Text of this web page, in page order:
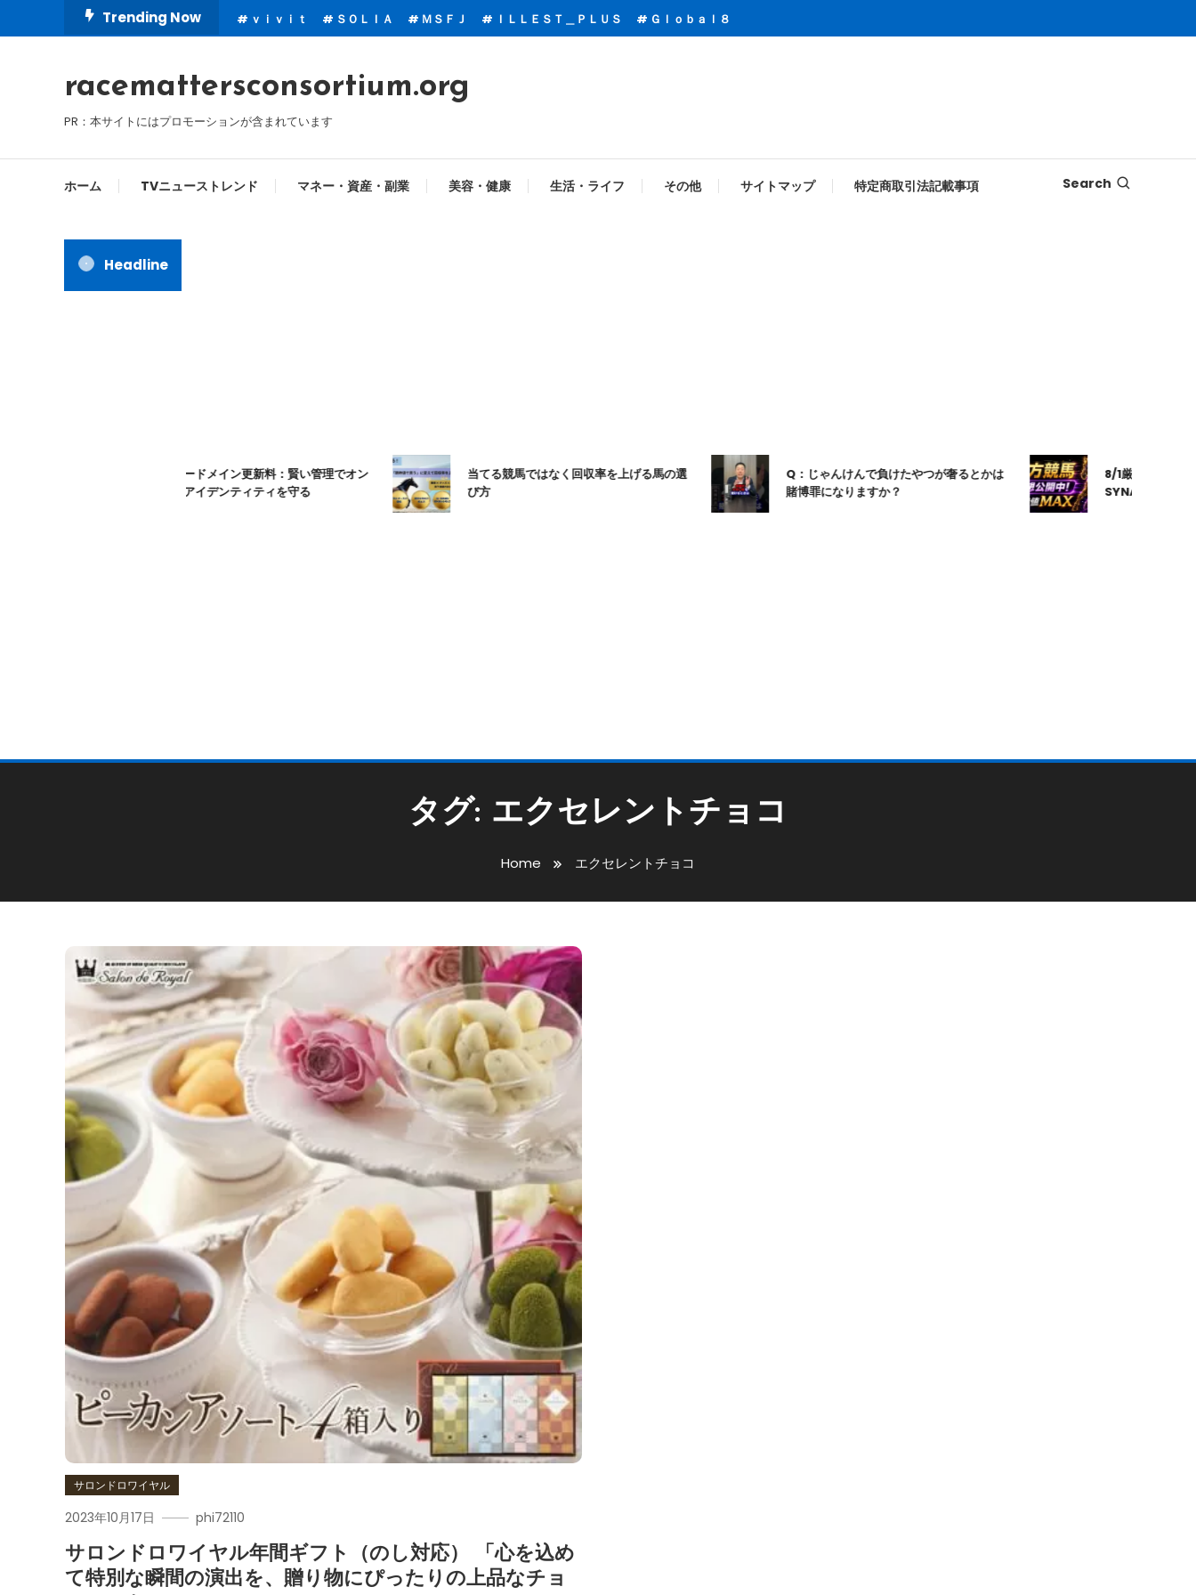
To
Trending Now ｖｉｖｉｔ ＳＯＬＩＡ ＭＳＦＪ ＩＬＬＥＳＴ＿ＰＬＵＳ Ｇｌｏｂａｌ８
racemattersconsortium.org
PR：本サイトにはプロモーションが含まれています
ホーム TVニューストレンド マネー・資産・副業 美容・健康 生活・ライフ その他 サイトマップ 特定商取引法記載事項 Search
Headline
ムームードメイン更新料：賢い管理でオン
ラインアイデンティティを守る
当てる競馬ではなく回収率を上げる馬の選
び方
Q：じゃんけんで負けたやつが奢るとかは
賭博罪になりますか？
8/1厳選｜高知10R
SYNAPSE｜シナ
タグ: エクセレントチョコ
Home エクセレントチョコ
サロンドロワイヤル
2023年10月17日 phi72110
サロンドロワイヤル年間ギフト（のし対応） 「心を込め
て特別な瞬間の演出を、贈り物にぴったりの上品なチョ